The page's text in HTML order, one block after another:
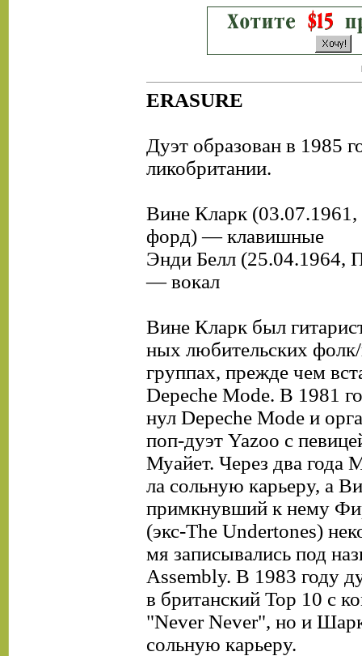
ERASURE
Дуэт образован в 1985
ликобритании.
Вине Кларк
форд) — клавишные
Энди Белл (25.04.1964,
— вокал
Вине Кларк был
ных любительских фолк/
группах, прежде чем
Depeche Mode. В 1981
нул Depeche Mode и
поп-дуэт Yazoo с
Муайет. Через два года
ла сольную карьеру, а
примкнувший к нему
(экс-The Undertones)
мя записывались под
Assembly. В 1983 году
в британский Тор 10 с
"Never Never", но и
сольную карьеру.